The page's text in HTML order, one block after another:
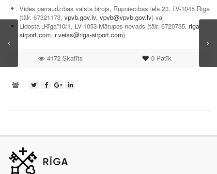
Vides pārraudzības valsts birojs, Rūpniecības iela 23, LV-1045 Rīga
(tālr. 67321173, vpvb.gov.lv, vpvb@vpvb.gov.lv) vai
Lidosta „Rīga”10/1, LV-1053 Mārupes novads (tālr. 6720735, riga-
airport.com, r.veiss@riga-airport.com).
0Patīk
4172 Skatīts